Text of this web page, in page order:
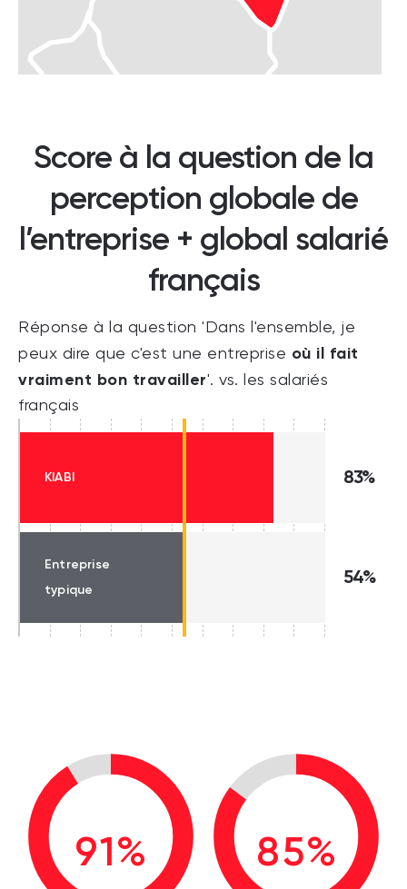
Score à la question de la
perception globale de
l’entreprise + global salarié
français
Réponse à la question 'Dans l'ensemble, je
peux dire que c'est une entreprise où il fait
vraiment bon travailler'. vs. les salariés
français
KIABI 83%
Entreprise
typique
54%
91% 85%